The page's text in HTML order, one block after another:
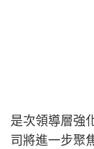
是次領導層強
司將進一步聚